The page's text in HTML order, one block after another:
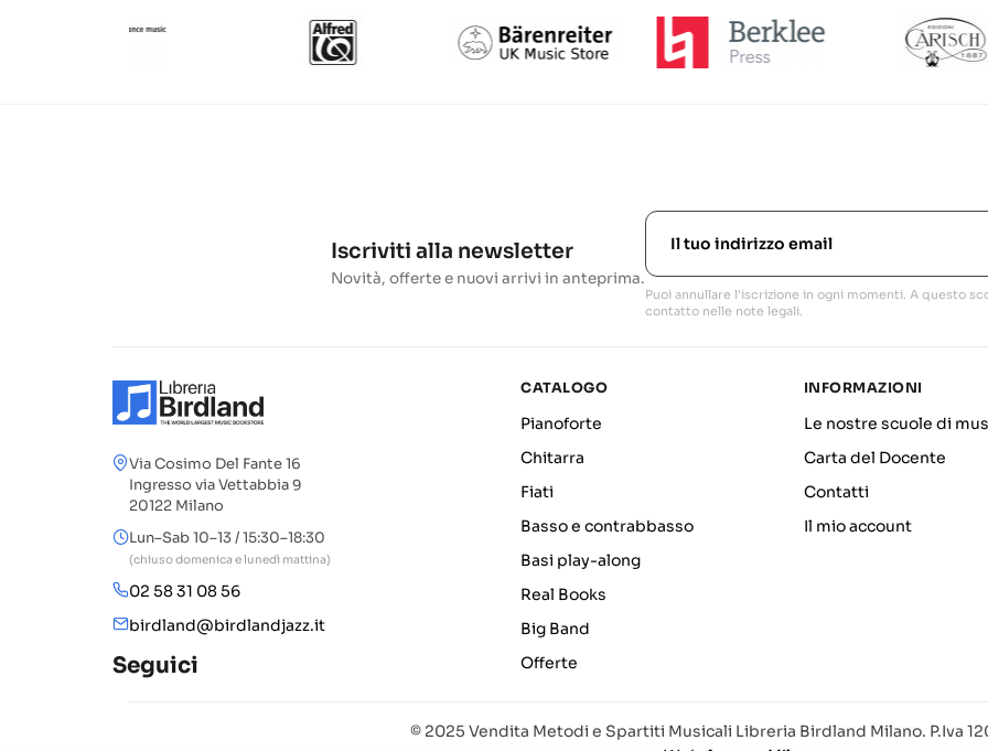
Iscriviti alla newsletter
Novità, offerte e nuovi arrivi in anteprima.
Puoi annullare l'iscrizione in ogni momenti. A questo
contatto nelle note legali.
Via Cosimo Del Fante 16
Ingresso via Vettabbia 9
20122 Milano
Lun–Sab 10–13 / 15:30–18:30
(chiuso domenica e lunedì mattina)
02 58 31 08 56
birdland@birdlandjazz.it
Seguici
CATALOGO
Pianoforte
Chitarra
Fiati
Basso e contrabbasso
Basi play-along
Real Books
Big Band
Offerte
INFORMAZIONI
Le nostre scuole di
Carta del Docente
Contatti
Il mio account
© 2025 Vendita Metodi e Spartiti Musicali Libreria Birdland Milano. P.Iva